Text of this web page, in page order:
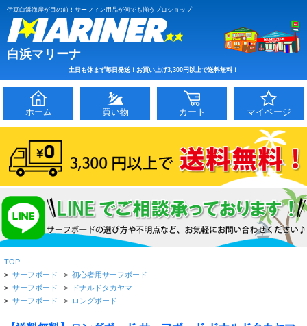
伊豆白浜海岸が目の前！サーフィン用品が何でも揃うプロショップ
白浜マリーナ
土日も休まず毎日発送！お買い上げ3,300円以上で送料無料！
ホーム 買い物 カート マイページ
TOP
> サーフボード > 初心者用サーフボード
> サーフボード > ドナルドタカヤマ
> サーフボード > ロングボード